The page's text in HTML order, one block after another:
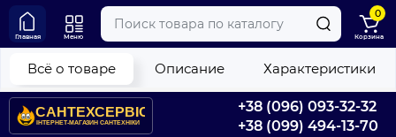
+38 (096) 093-32-32
+38 (099) 494-13-70
Главная Меню
0
Корзина
Всё о товаре Описание Характеристики